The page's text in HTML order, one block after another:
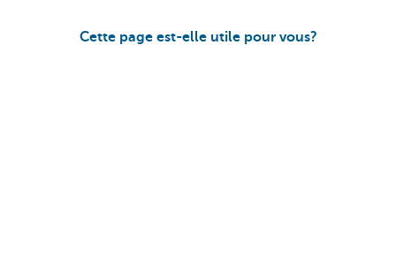
Cette page est-elle utile pour vous?